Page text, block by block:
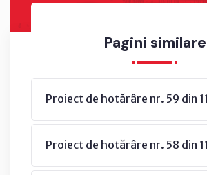
Pagini similare
Proiect de hotărâre nr. 59 din
Proiect de hotărâre nr. 58 din